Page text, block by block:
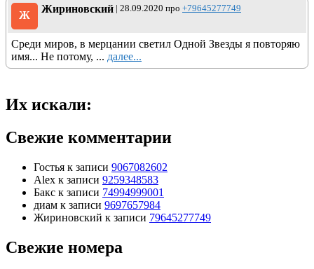
Ж
Жириновский | 28.09.2020 про +79645277749
Среди миров, в мерцании светил Одной Звезды я повторяю
имя... Не потому, ... далее...
Их искали:
Свежие комментарии
Гостья к записи 9067082602
Alex к записи 9259348583
Бакс к записи 74994999001
диам к записи 9697657984
Жириновский к записи 79645277749
Свежие номера